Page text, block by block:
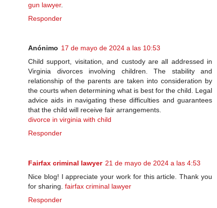
gun lawyer.
Responder
Anónimo 17 de mayo de 2024 a las 10:53
Child support, visitation, and custody are all addressed in
Virginia divorces involving children. The stability and
relationship of the parents are taken into consideration by
the courts when determining what is best for the child. Legal
advice aids in navigating these difficulties and guarantees
that the child will receive fair arrangements.
divorce in virginia with child
Responder
Fairfax criminal lawyer 21 de mayo de 2024 a las 4:53
Nice blog! I appreciate your work for this article. Thank you
for sharing. fairfax criminal lawyer
Responder